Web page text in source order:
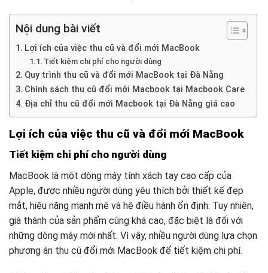
Nội dung bài viết
Lợi ích của việc thu cũ và đổi mới MacBook
Tiết kiệm chi phí cho người dùng
Quy trình thu cũ và đổi mới MacBook tại Đà Nẵng
Chính sách thu cũ đổi mới Macbook tại Macbook Care
Địa chỉ thu cũ đổi mới Macbook tại Đà Nẵng giá cao
Lợi ích của việc thu cũ và đổi mới MacBook
Tiết kiệm chi phí cho người dùng
MacBook là một dòng máy tính xách tay cao cấp của
Apple, được nhiều người dùng yêu thích bởi thiết kế đẹp
mắt, hiệu năng mạnh mẽ và hệ điều hành ổn định. Tuy nhiên,
giá thành của sản phẩm cũng khá cao, đặc biệt là đối với
những dòng máy mới nhất. Vì vậy, nhiều người dùng lựa chọn
phương án thu cũ đổi mới MacBook để tiết kiệm chi phí.